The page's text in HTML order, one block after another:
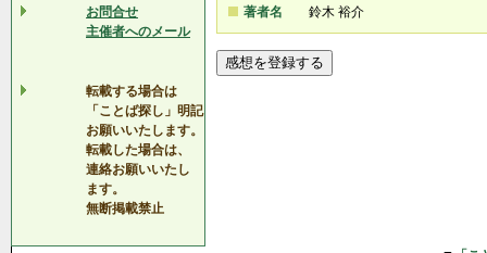
お問合せ
主催者へのメール
転載する場合は
「ことば探し」明記
お願いいたします。
転載した場合は、
連絡お願いいたし
ます。
無断掲載禁止
著者名
鈴木 裕介